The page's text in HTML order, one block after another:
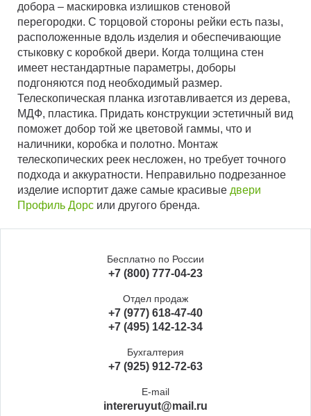
добора – маскировка излишков стеновой
перегородки. С торцовой стороны рейки есть пазы,
расположенные вдоль изделия и обеспечивающие
стыковку с коробкой двери. Когда толщина стен
имеет нестандартные параметры, доборы
подгоняются под необходимый размер.
Телескопическая планка изготавливается из дерева,
МДФ, пластика. Придать конструкции эстетичный вид
поможет добор той же цветовой гаммы, что и
наличники, коробка и полотно. Монтаж
телескопических реек несложен, но требует точного
подхода и аккуратности. Неправильно подрезанное
изделие испортит даже самые красивые двери
Профиль Дорс или другого бренда.
Бесплатно по России
+7 (800) 777-04-23
Отдел продаж
+7 (977) 618-47-40
+7 (495) 142-12-34
Бухгалтерия
+7 (925) 912-72-63
E-mail
intereruyut@mail.ru